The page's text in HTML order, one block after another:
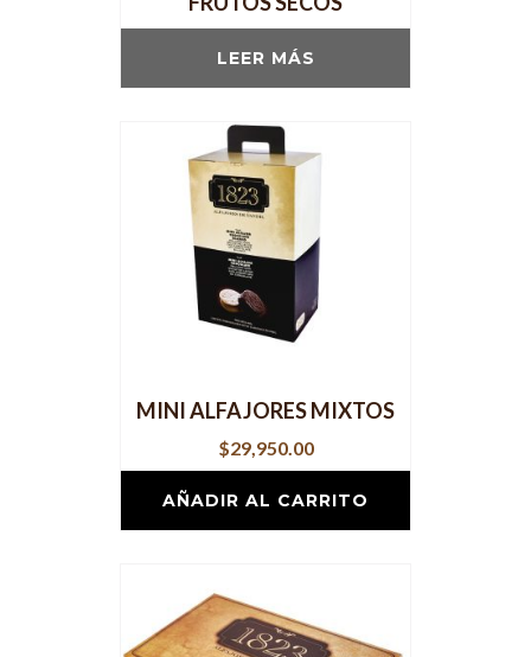
LEER MÁS
MINI ALFAJORES MIXTOS
$29,950.00
AÑADIR AL CARRITO